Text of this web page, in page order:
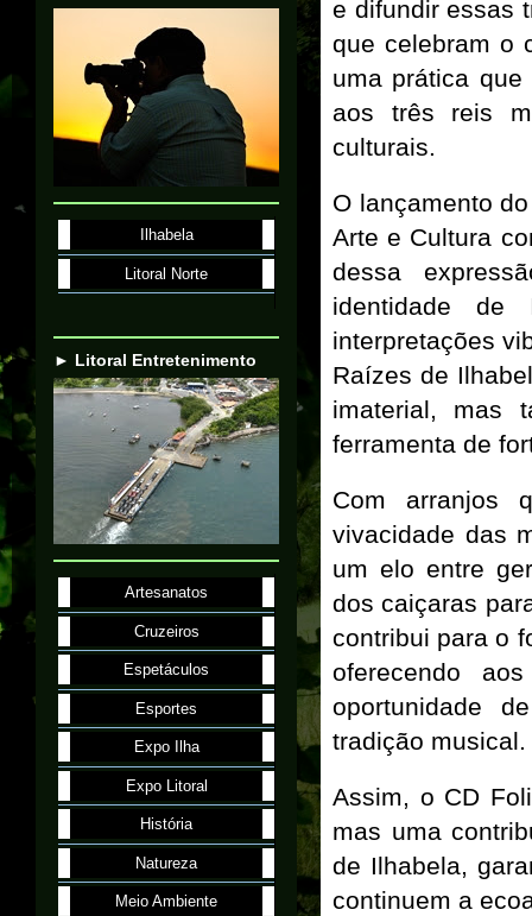
e difundir essas
que celebram o
uma prática
aos três reis
culturais.
O lançamento
Arte e Cultura
dessa
identidade
interpretações
Raízes de
imaterial, mas
ferramenta de
Com arranjos
vivacidade das
um elo entre
dos caiçaras
contribui para o
oferecendo
oportunidade
tradição musical.
Assim, o CD
mas uma
de Ilhabela,
continuem a
Ilhabela
Litoral Norte
► Litoral Entretenimento
Artesanatos
Cruzeiros
Espetáculos
Esportes
Expo Ilha
Expo Litoral
História
Natureza
Meio Ambiente